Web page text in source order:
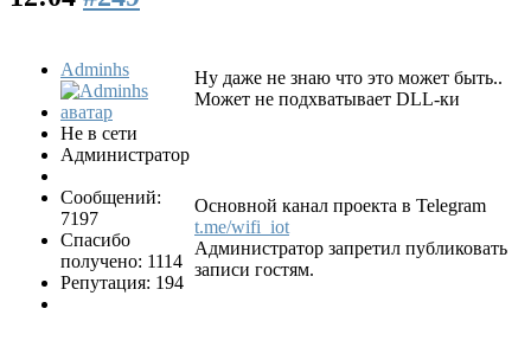
Adminhs
Не в сети
Администратор
Сообщений:
7197
Спасибо
получено: 1114
Репутация: 194
Ну даже не знаю что это может быть..
Может не подхватывает DLL-ки
Основной канал проекта в Telegram
t.me/wifi_iot
Администратор запретил публиковать
записи гостям.